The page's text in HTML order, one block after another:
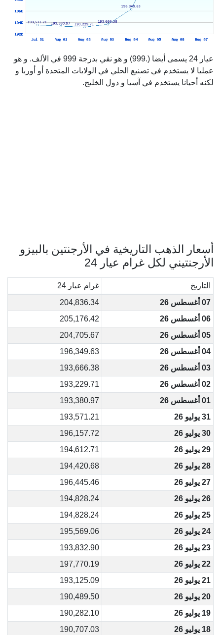
عيار 24 يسمى أيضا (.999) و هو نقي بدرجة 999 في الألف. و هو
عمليا لا يستخدم في تصنيع الحلي في الولايات المتحدة أو أوربا و
لكنه أحيانا يستخدم في آسيا و دول الخليج.
أسعار الذهب التاريخية في الأرجنتين بالبيزو
الأرجنتيني لكل غرام عيار 24
التاريخ
غرام عيار 24
07 أغسطس 26
204,836.34
06 أغسطس 26
205,176.42
05 أغسطس 26
204,705.67
04 أغسطس 26
196,349.63
03 أغسطس 26
193,666.38
02 أغسطس 26
193,229.71
01 أغسطس 26
193,380.97
31 يوليو 26
193,571.21
30 يوليو 26
196,157.72
29 يوليو 26
194,612.71
28 يوليو 26
194,420.68
27 يوليو 26
196,445.46
26 يوليو 26
194,828.24
25 يوليو 26
194,828.24
24 يوليو 26
195,569.06
23 يوليو 26
193,832.90
22 يوليو 26
197,770.19
21 يوليو 26
193,125.09
20 يوليو 26
190,489.50
19 يوليو 26
190,282.10
18 يوليو 26
190,707.03